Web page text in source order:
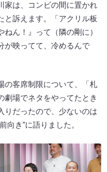
家は、コンビの間に置かれ
と訴えます。「アクリル板
ん！』って（隣の剛に）
が映ってて、冷めるんで
の客席制限について、「札
劇場でネタをやってたとき
りだったので、少ないのは
向き”に語りました。